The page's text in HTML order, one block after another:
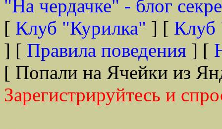
"На чердачке" - блог
[ Клуб "Курилка" ] [ Клуб
] [ Правила поведения ] [
[ Попали на Ячейки из
Зарегистрируйтесь и